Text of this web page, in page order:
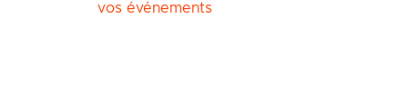
vos événements